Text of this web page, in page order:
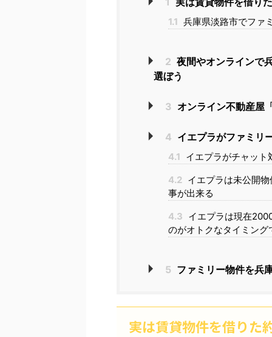
1.1 兵庫県淡路市でファ
2 夜間やオンラインで
選ぼう
3 オンライン不動産屋
4 イエプラがファミリ
4.1 イエプラがチャット
4.2 イエプラは未公開
事が出来る
4.3 イエプラは現在
のがオトクなタイミング
5 ファミリー物件を兵
実は賃貸物件を借りた